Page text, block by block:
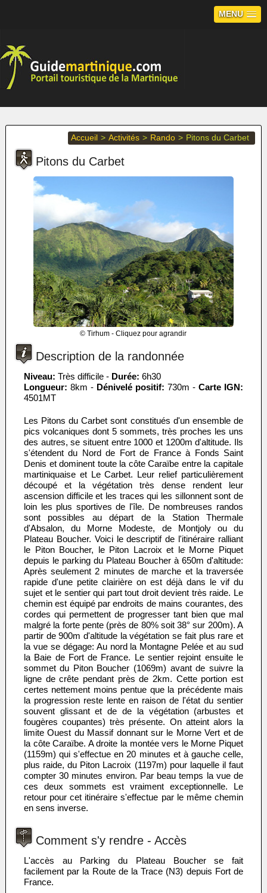
MENU
Pitons du Carbet
Accueil > Activités > Rando > Pitons du Carbet
© Tirhum - Cliquez pour agrandir
Description de la randonnée
Niveau: Très difficile - Durée: 6h30
Longueur: 8km - Dénivelé positif: 730m -Carte IGN:
4501MT
Les Pitons du Carbet sont constitués d'un ensemble de
pics volcaniques dont 5 sommets, très proches les uns
des autres, se situent entre 1000 et 1200m d'altitude. Ils
s'étendent du Nord de Fort de France à Fonds Saint
Denis et dominent toute la côte Caraïbe entre la capitale
martiniquaise et Le Carbet. Leur relief particulièrement
découpé et la végétation très dense rendent leur
ascension difficile et les traces qui les sillonnent sont de
loin les plus sportives de l'île. De nombreuses randos
sont possibles au départ de la Station Thermale
d'Absalon, du Morne Modeste, de Montjoly ou du
Plateau Boucher. Voici le descriptif de l'itinéraire ralliant
le Piton Boucher, le Piton Lacroix et le Morne Piquet
depuis le parking du Plateau Boucher à 650m d'altitude:
Après seulement 2 minutes de marche et la traversée
rapide d'une petite clairière on est déjà dans le vif du
sujet et le sentier qui part tout droit devient très raide. Le
chemin est équipé par endroits de mains courantes, des
cordes qui permettent de progresser tant bien que mal
malgré la forte pente (près de 80% soit 38° sur 200m). A
partir de 900m d'altitude la végétation se fait plus rare et
la vue se dégage: Au nord la Montagne Pelée et au sud
la Baie de Fort de France. Le sentier rejoint ensuite le
sommet du Piton Boucher (1069m) avant de suivre la
ligne de crête pendant près de 2km. Cette portion est
certes nettement moins pentue que la précédente mais
la progression reste lente en raison de l'état du sentier
souvent glissant et de de la végétation (arbustes et
fougères coupantes) très présente. On atteint alors la
limite Ouest du Massif donnant sur le Morne Vert et de
la côte Caraïbe. A droite la montée vers le Morne Piquet
(1159m) qui s'effectue en 20 minutes et à gauche celle,
plus raide, du Piton Lacroix (1197m) pour laquelle il faut
compter 30 minutes environ. Par beau temps la vue de
ces deux sommets est vraiment exceptionnelle. Le
retour pour cet itinéraire s'effectue par le même chemin
en sens inverse.
Comment s'y rendre - Accès
L'accès au Parking du Plateau Boucher se fait
facilement par la Route de la Trace (N3) depuis Fort de
France.